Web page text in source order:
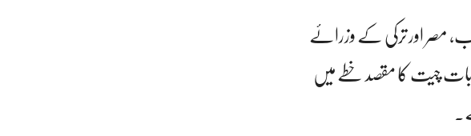
مصر اور ترکی کے وزرائے
چیت کا مقصد خطے میں